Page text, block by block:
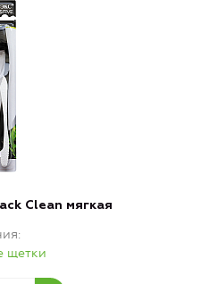
Clean мягкая
щетки